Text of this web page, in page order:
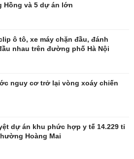
Doanh nghiệp 24h
Doanh nhân
Dinh dưỡng - món ngon
Cây thuốc
Hồng và 5 dự án lớn
ô tô, xe máy chặn đầu, đánh
nhau trên đường phố Hà Nội
nguy cơ trở lại vòng xoáy chiến
dự án khu phức hợp y tế 14.229 tỉ
Hoàng Mai